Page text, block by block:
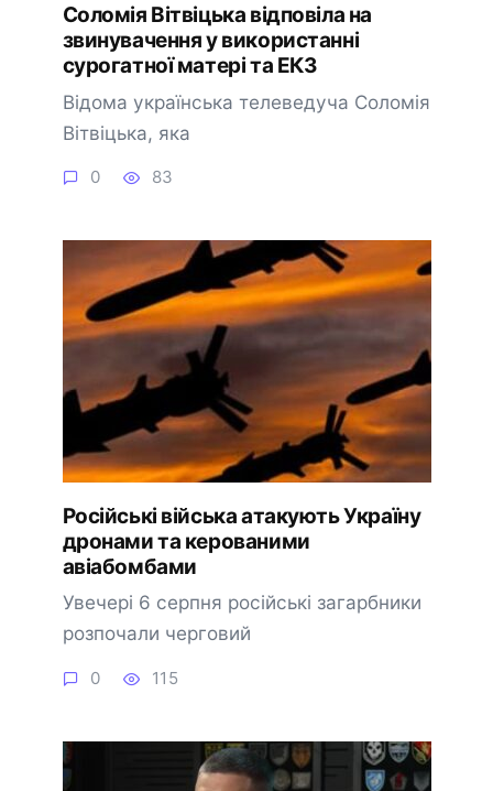
Соломія Вітвіцька відповіла на
звинувачення у використанні
сурогатної матері та ЕКЗ
Відома українська телеведуча Соломія
Вітвіцька, яка
0 83
Російські війська атакують Україну
дронами та керованими
авіабомбами
Увечері 6 серпня російські загарбники
розпочали черговий
0 115